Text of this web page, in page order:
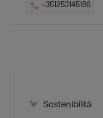
+351253145186
Sostenibilità